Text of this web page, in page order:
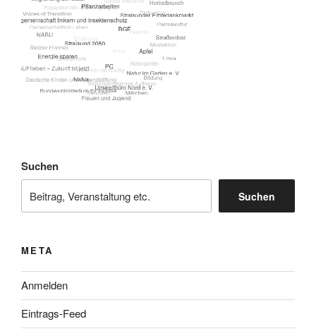
Suchen
Suchen
META
Anmelden
Eintrags-Feed